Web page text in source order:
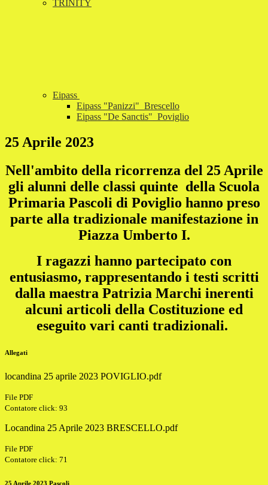
TRINITY
Eipass
Eipass "Panizzi"_Brescello
Eipass "De Sanctis"_Poviglio
25 Aprile 2023
Nell'ambito della ricorrenza del 25 Aprile
gli alunni delle classi quinte della Scuola
Primaria Pascoli di Poviglio hanno preso
parte alla tradizionale manifestazione in
Piazza Umberto I.
I ragazzi hanno partecipato con
entusiasmo, rappresentando i testi scritti
dalla maestra Patrizia Marchi inerenti
alcuni articoli della Costituzione ed
eseguito vari canti tradizionali.
Allegati
locandina 25 aprile 2023 POVIGLIO.pdf
File PDF
Contatore click: 93
Locandina 25 Aprile 2023 BRESCELLO.pdf
File PDF
Contatore click: 71
25 Aprile 2023 Pascoli